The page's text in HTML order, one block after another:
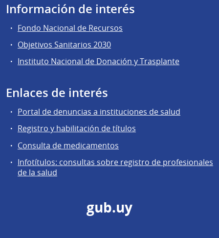
Información de interés
Fondo Nacional de Recursos
Objetivos Sanitarios 2030
Instituto Nacional de Donación y Trasplante
Enlaces de interés
Portal de denuncias a instituciones de salud
Registro y habilitación de títulos
Consulta de medicamentos
Infotítulos: consultas sobre registro de profesionales
de la salud
gub.uy